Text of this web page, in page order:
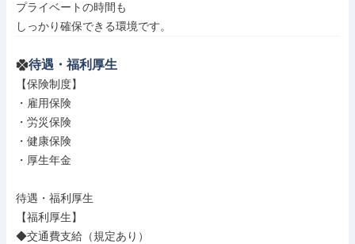
プライベートの時間も
しっかり確保できる環境です。
待遇・福利厚生
【保険制度】
・雇用保険
・労災保険
・健康保険
・厚生年金
待遇・福利厚生
【福利厚生】
◆交通費支給（規定あり）